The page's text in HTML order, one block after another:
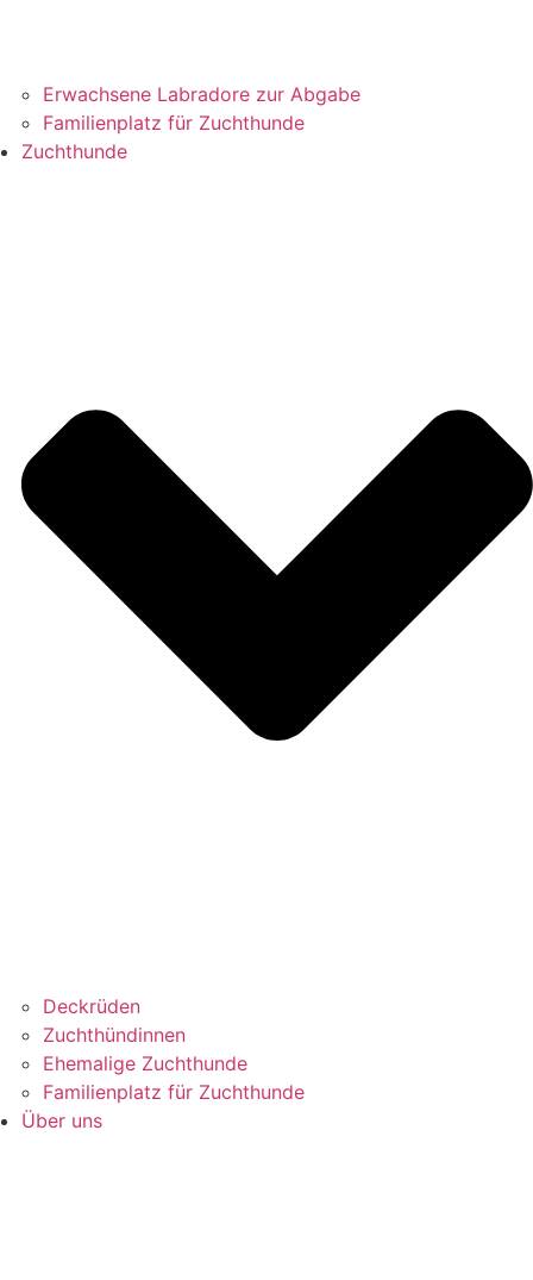
Erwachsene Labradore zur Abgabe
Familienplatz für Zuchthunde
Zuchthunde
Deckrüden
Zuchthündinnen
Ehemalige Zuchthunde
Familienplatz für Zuchthunde
Über uns